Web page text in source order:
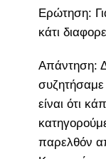
Ερώτηση:
κάτι
Απάντηση:
είναι ότι
παρελθόν